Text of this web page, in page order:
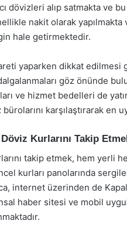
dövizleri alıp satmakta ve
nakit olarak yapılmakta
hale getirmektedir.
yaparken dikkat
göz önünde
ve hizmet bedelleri de
bürolarını karşılaştırarak
Döviz Kurlarını Takip
takip etmek, hem yerli
kurları panolarında
internet üzerinden de
haber sitesi ve mobil